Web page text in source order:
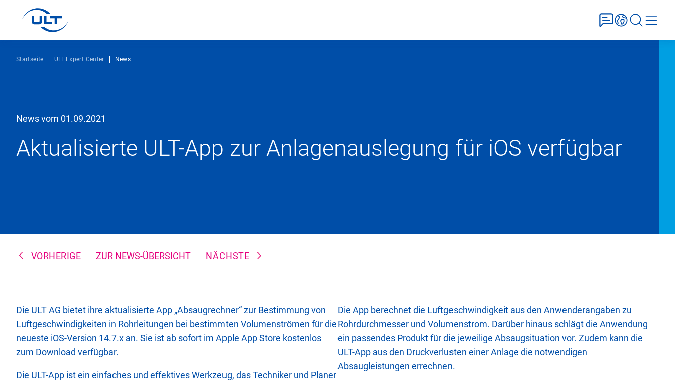
Startseite ULT Expert Center News
News vom 01.09.2021
Aktualisierte ULT-App zur Anlagenauslegung für iOS verfügbar
VORHERIGE ZUR NEWS-ÜBERSICHT NÄCHSTE
Die ULT AG bietet ihre aktualisierte App „Absaugrechner“ zur Bestimmung von
Luftgeschwindigkeiten in Rohrleitungen bei bestimmten Volumenströmen für die
neueste iOS-Version 14.7.x an. Sie ist ab sofort im Apple App Store kostenlos
zum Download verfügbar.
Die ULT-App ist ein einfaches und effektives Werkzeug, das Techniker und Planer
Die App berechnet die Luftgeschwindigkeit aus den Anwenderangaben zu
Rohrdurchmesser und Volumenstrom. Darüber hinaus schlägt die Anwendung
ein passendes Produkt für die jeweilige Absaugsituation vor. Zudem kann die
ULT-App aus den Druckverlusten einer Anlage die notwendigen
Absaugleistungen errechnen.